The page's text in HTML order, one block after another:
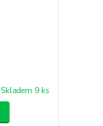
Skladem 9 ks